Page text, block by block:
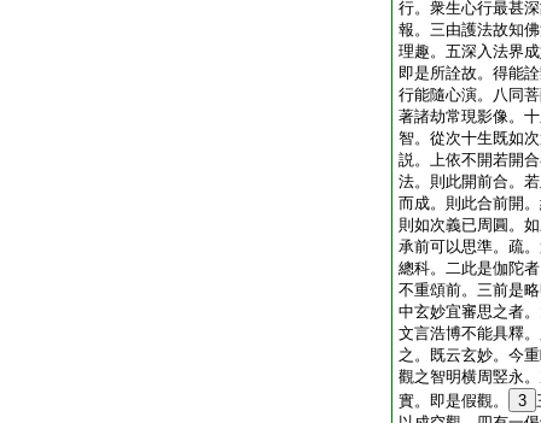
行。衆生心行最甚
報。三由護法故知
理趣。五深入法界
即是所詮故。得能
行能隨心演。八同
著諸劫常現影像。
智。從次十生既如
説。上依不開若開
法。則此開前合。
而成。則此合前開
則如次義已周圓。
承前可以思準。疏
總科。二此是伽陀
不重頌前。三前是
中玄妙宜審思之者
文言浩博不能具釋
之。既云玄妙。今
觀之智明横周竪永
實。即是假觀。
3